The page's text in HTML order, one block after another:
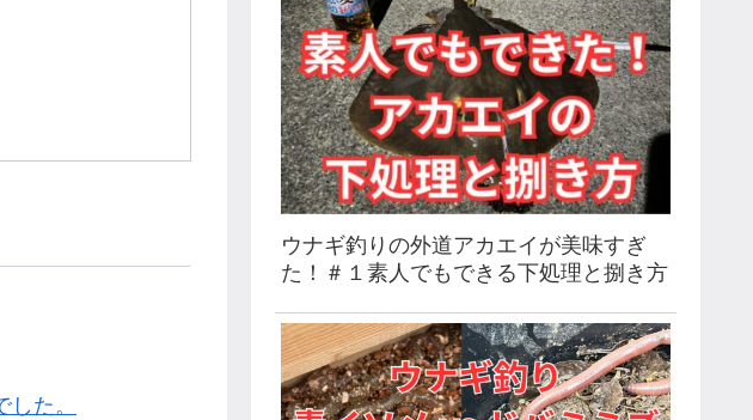
た。
ウナギ釣りの外道アカエイが美味すぎ
た！＃１素人でもできる下処理と捌き方